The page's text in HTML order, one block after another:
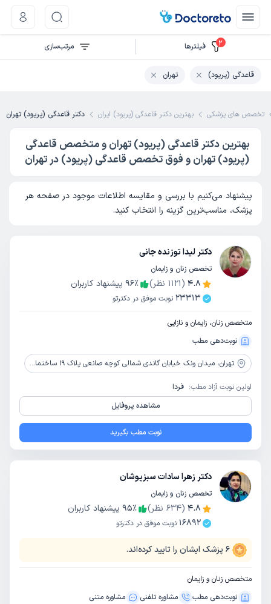
تخصص های پزشکی بهترین دکتر قاعدگی (پریود) ایران دکتر قاعدگی (پریود) تهران
بهترین دکتر قاعدگی (پریود) تهران و متخصص قاعدگی
(پریود) تهران و فوق تخصص قاعدگی (پریود) در تهران
پیشنهاد می‌کنیم با بررسی و مقایسه اطلاعات موجود در صفحه هر
پزشک، مناسب‌ترین گزینه را انتخاب کنید.
دکتر لیدا توزنده جانی
تخصص زنان و زایمان
4.8
(
1121 نظر) 96٪
پیشنهاد کاربران
23313 نوبت موفق در دکترتو
متخصص زنان، زایمان و نازایی
نوبت‌دهی مطب
تهران، میدان ونک خیابان گاندی شمالی کوچه صانعی پلاک 19 ساختمان پزشکان نشاط طبقه 5
اولین نوبت آزاد مطب: فردا
مشاهده پروفایل
نوبت مطب بگیرید
دکتر زهرا سادات سبزپوشان
تخصص زنان و زایمان
4.8
(
634 نظر) 95٪
پیشنهاد کاربران
16892 نوبت موفق در دکترتو
6 پزشک ایشان را تایید کرده‌اند.
متخصص زنان و زایمان
نوبت‌دهی مطب
مشاوره‌ تلفنی مشاوره‌ متنی
2 فیلتر‌ها مرتب‌سازی
قاعدگی (پریود) تهران